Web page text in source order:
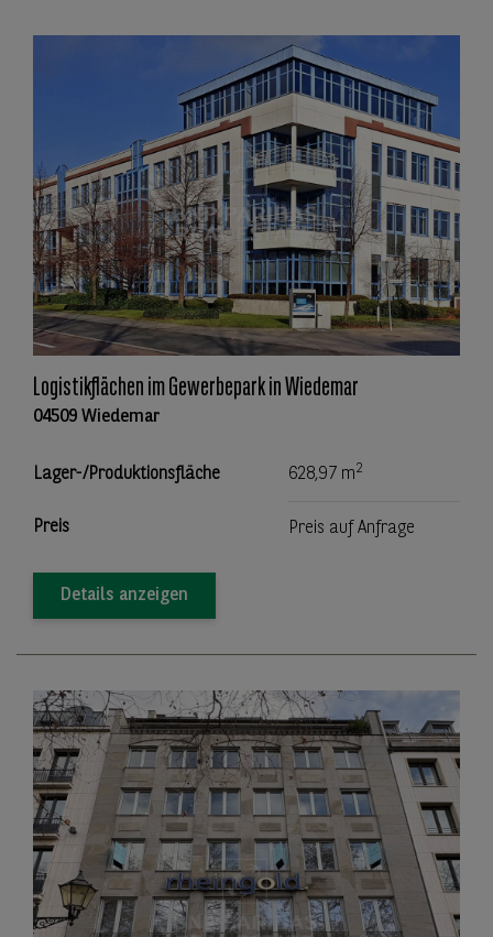
Logistikflächen im Gewerbepark in Wiedemar
04509 Wiedemar
Lager-/Produktionsfläche 628,97 m2
Preis Preis auf Anfrage
Details anzeigen